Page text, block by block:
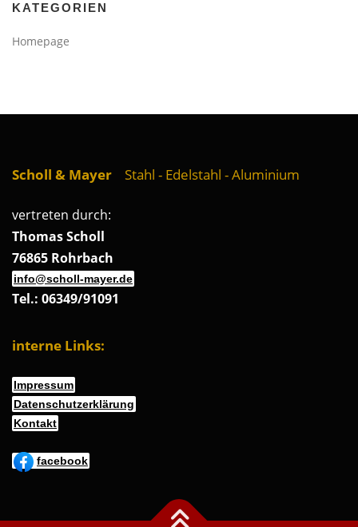
KATEGORIEN
Homepage
Scholl & Mayer Stahl - Edelstahl - Aluminium
vertreten durch:
Thomas Scholl
76865 Rohrbach
info@scholl-mayer.de
Tel.: 06349/91091
interne Links:
Impressum
Datenschutzerklärung
Kontakt
facebook